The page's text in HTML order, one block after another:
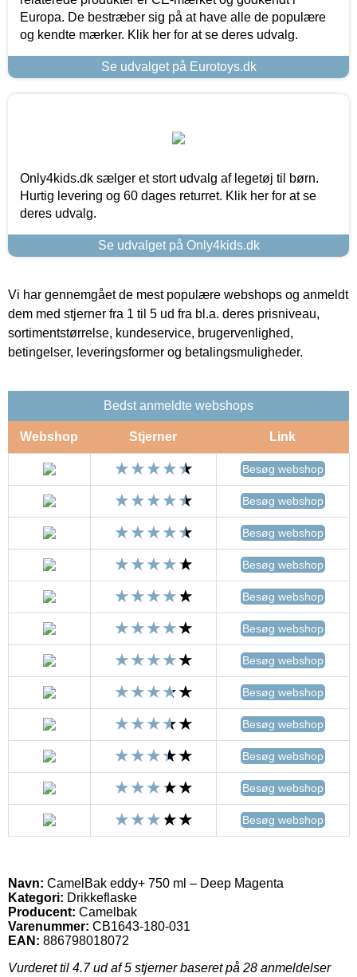
Europa. De bestræber sig på at have alle de populære
og kendte mærker. Klik her for at se deres udvalg.
Se udvalget på Eurotoys.dk
Only4kids.dk sælger et stort udvalg af legetøj til børn.
Hurtig levering og 60 dages returret. Klik her for at se
deres udvalg.
Se udvalget på Only4kids.dk
Vi har gennemgået de mest populære webshops og anmeldt
dem med stjerner fra 1 til 5 ud fra bl.a. deres prisniveau,
sortimentstørrelse, kundeservice, brugervenlighed,
betingelser, leveringsformer og betalingsmuligheder.
Bedst anmeldte webshops
Webshop Stjerner Link
Besøg webshop
Besøg webshop
Besøg webshop
Besøg webshop
Besøg webshop
Besøg webshop
Besøg webshop
Besøg webshop
Besøg webshop
Besøg webshop
Besøg webshop
Besøg webshop
Navn: CamelBak eddy+ 750 ml – Deep Magenta
Kategori: Drikkeflaske
Producent: Camelbak
Varenummer: CB1643-180-031
EAN: 886798018072
Vurderet til 4.7ud af 5 stjerner baseret på 28 anmeldelser